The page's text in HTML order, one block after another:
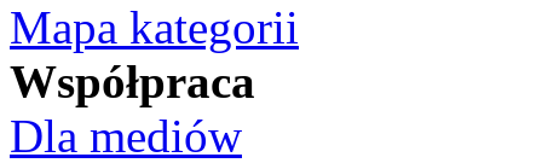
Mapa kategorii
Współpraca
Dla mediów